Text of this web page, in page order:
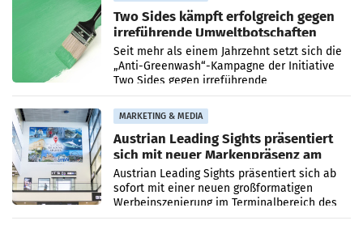
Two Sides kämpft erfolgreich gegen
irreführende Umweltbotschaften
beim Papiereinsatz
Seit mehr als einem Jahrzehnt setzt sich die
„Anti-Greenwash“-Kampagne der Initiative
Two Sides gegen irreführende
Umweltaussagen bei Papierkommunikation
und papierbasierten Verpackungen
MARKETING & MEDIA
Austrian Leading Sights präsentiert
sich mit neuer Markenpräsenz am
Flughafen Wien
Austrian Leading Sights präsentiert sich ab
sofort mit einer neuen großformatigen
Werbeinszenierung im Terminalbereich des
Flughafen Wien. Die Präsenz befindet sich im